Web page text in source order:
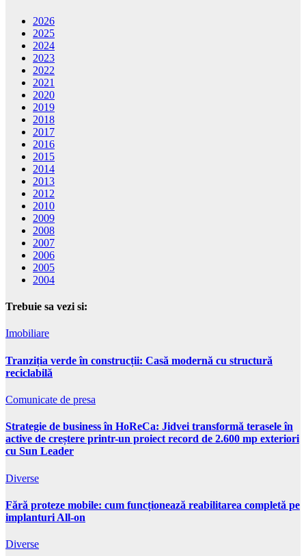
2026
2025
2024
2023
2022
2021
2020
2019
2018
2017
2016
2015
2014
2013
2012
2010
2009
2008
2007
2006
2005
2004
Trebuie sa vezi si:
Imobiliare
Tranziția verde în construcții: Casă modernă cu structură
reciclabilă
Comunicate de presa
Strategie de business în HoReCa: Jidvei transformă terasele în
active de creștere printr-un proiect record de 2.600 mp exteriori
cu Sun Leader
Diverse
Fără proteze mobile: cum funcționează reabilitarea completă pe
implanturi All-on
Diverse